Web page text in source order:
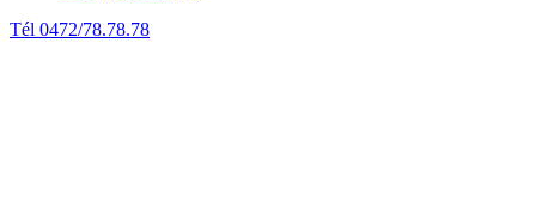
Tél 0472/78.78.78